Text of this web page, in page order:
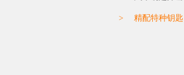
> 精配特种钥匙